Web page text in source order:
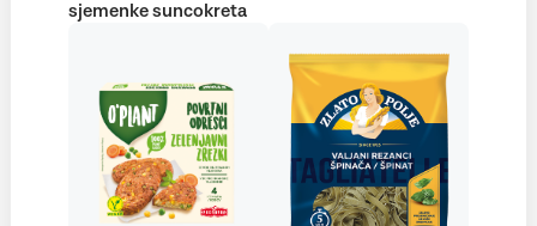
sjemenke suncokreta